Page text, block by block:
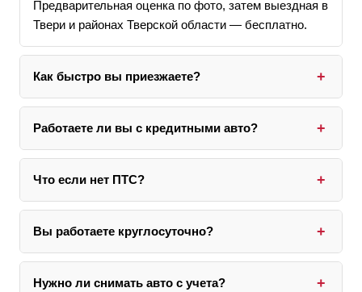
Предварительная оценка по фото, затем выездная в
Твери и районах Тверской области — бесплатно.
Как быстро вы приезжаете?
В Твери — 30–40 минут, по области — около часа,
работаем 24/7.
Работаете ли вы с кредитными авто?
Да, берём на себя переговоры с банком и закрытие
кредита.
Что если нет ПТС?
Помогаем с восстановлением или выкупаем авто с
дубликатом ПТС.
Вы работаете круглосуточно?
Да, принимаем заявки и выезжаем в любое время.
Нужно ли снимать авто с учета?